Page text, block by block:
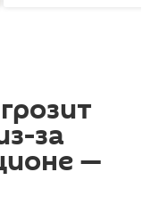
за
—